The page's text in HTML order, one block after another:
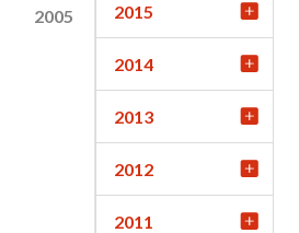
2005 2015
2014
2013
2012
2011